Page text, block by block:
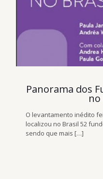
Panorama dos
no
O levantamento inédito
localizou no Brasil 52
sendo que mais […]